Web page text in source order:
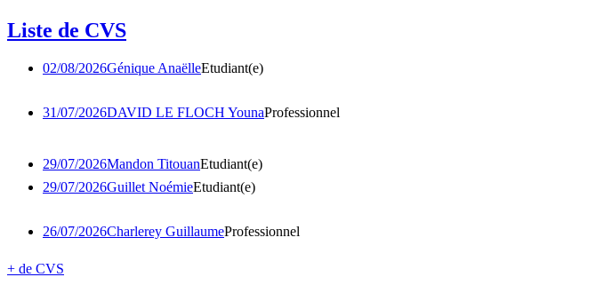
Liste de CVS
02/08/2026Génique AnaëlleEtudiant(e)
31/07/2026DAVID LE FLOCH YounaProfessionnel
29/07/2026Mandon TitouanEtudiant(e)
29/07/2026Guillet NoémieEtudiant(e)
26/07/2026Charlerey GuillaumeProfessionnel
+ de CVS